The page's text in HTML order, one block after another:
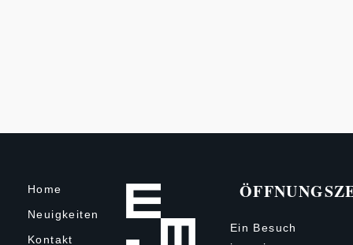
Home
Neuigkeiten
Kontakt
Ein Besuch